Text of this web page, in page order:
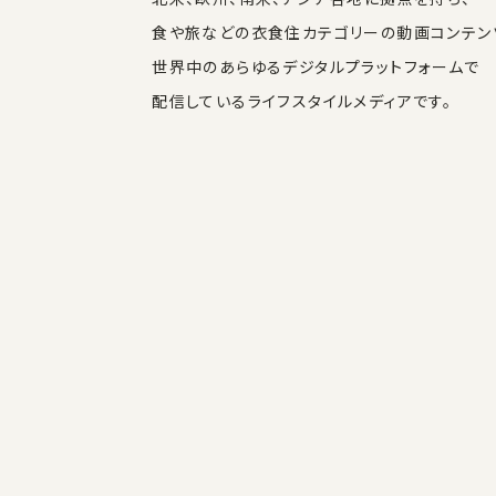
食や旅などの衣食住カテゴリーの動画コンテン
世界中のあらゆるデジタルプラットフォームで
配信しているライフスタイルメディアです。